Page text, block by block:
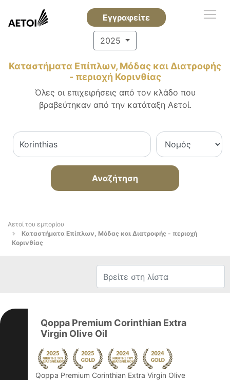
Εγγραφείτε
2025
Καταστήματα Επίπλων, Μόδας και Διατροφής
- περιοχή Κορινθίας
Όλες οι επιχειρήσεις από τον κλάδο που
βραβεύτηκαν από την κατάταξη Αετοί.
Αναζήτηση
Αετοί του εμπορίου
Καταστήματα Επίπλων, Μόδας και Διατροφής - περιοχή
Κορινθίας
Qoppa Premium Corinthian Extra
Virgin Olive Oil
Qoppa Premium Corinthian Extra Virgin Olive